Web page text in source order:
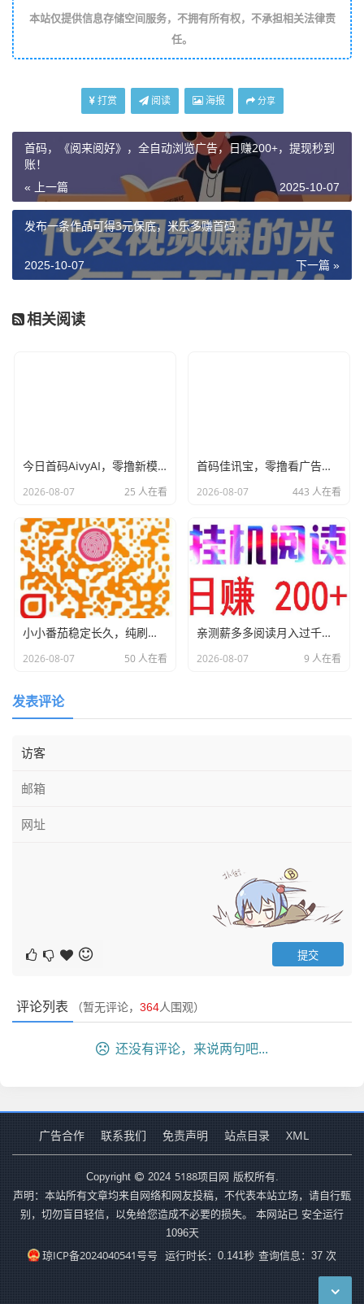
本站仅提供信息存储空间服务，不拥有所有权，不承担相关法律责
任。
打赏 阅读 海报 分享
首码，《阅来阅好》，全自动浏览广告，日赚200+，提现秒到
账！
« 上一篇 2025-10-07
发布一条作品可得3元保底，米乐多赚首码
下一篇 »
2025-10-07
相关阅读
今日首码AivyAI，零撸新模式，布局市场，喜欢撸u的来，对接团队长！
2026-08-07 25 人在看
首码佳讯宝，零撸看广告不养机，提现10到帐16元，有视频教程
2026-08-07 443 人在看
小小番茄稳定长久，纯刷广赚，金额到0.1元时自助打款，省时省力
2026-08-07 50 人在看
亲测薪多多阅读月入过千，提现秒级别就到了，平台稳定运营，人人都可以赚。 手机电脑都可以做，自动挂着机唰阅读新闻，无需人工浏览，专门给各大平台新闻刷浏览量，阅读8秒以上就算有效，每日领取零钱不香吗？ 薪多多阅读软件有内置脚本不用自己数秒数直接点自动阅读即可，什么也不用管，挂机一天最少160起，多劳多得，上不封顶。
2026-08-07 9 人在看
发表评论
评论列表 （暂无评论， 364人围观）
还没有评论，来说两句吧...
广告合作 联系我们 免责声明 站点目录 XML
Copyright 2024 5188项目网 版权所有.
声明：本站所有文章均来自网络和网友投稿，不代表本站立场，请自行甄
别，切勿盲目轻信，以免给您造成不必要的损失。 本网站已 安全运行
1096天
琼ICP备2024040541号号 运行时长：0.141秒 查询信息：37 次